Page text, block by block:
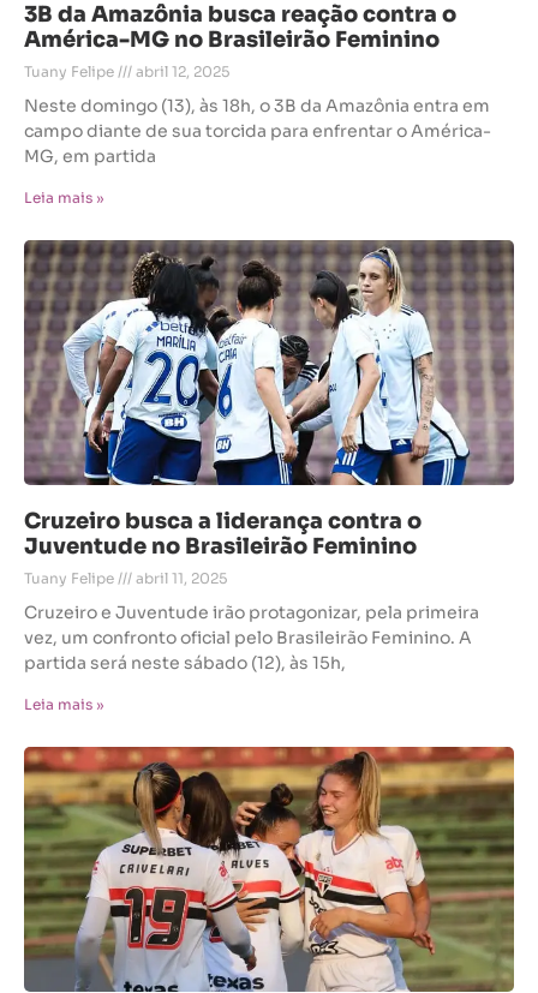
3B da Amazônia busca reação contra o
América-MG no Brasileirão Feminino
Tuany Felipe abril 12, 2025
Neste domingo (13), às 18h, o 3B da Amazônia entra em
campo diante de sua torcida para enfrentar o América-
MG, em partida
Leia mais »
Cruzeiro busca a liderança contra o
Juventude no Brasileirão Feminino
Tuany Felipe abril 11, 2025
Cruzeiro e Juventude irão protagonizar, pela primeira
vez, um confronto oficial pelo Brasileirão Feminino. A
partida será neste sábado (12), às 15h,
Leia mais »